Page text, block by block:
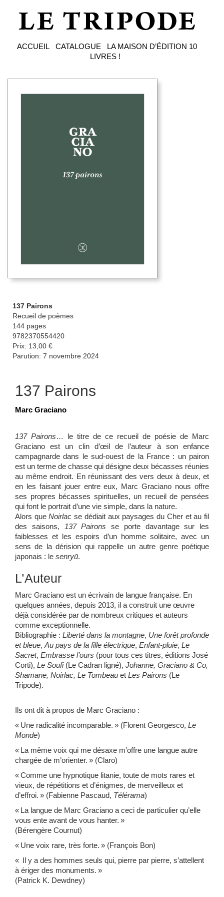
ACCUEIL CATALOGUE LA MAISON D’ÉDITION 10
LIVRES !
137 Pairons
Recueil de poèmes
144 pages
9782370554420
Prix: 13,00 €
Parution: 7 novembre 2024
137 Pairons
Marc Graciano
137 Pairons… le titre de ce recueil de poésie de Marc
Graciano est un clin d’œil de l’auteur à son enfance
campagnarde dans le sud-ouest de la France : un pairon
est un terme de chasse qui désigne deux bécasses réunies
au même endroit. En réunissant des vers deux à deux, et
en les faisant jouer entre eux, Marc Graciano nous offre
ses propres bécasses spirituelles, un recueil de pensées
qui font le portrait d’une vie simple, dans la nature.
Alors queNoirlac se dédiait aux paysages du Cher et au fil
des saisons, 137 Pairons se porte davantage sur les
faiblesses et les espoirs d’un homme solitaire, avec un
sens de la dérision qui rappelle un autre genre poétique
japonais : le senryū.
L’Auteur
Marc Graciano est un écrivain de langue française. En
quelques années, depuis 2013, il a construit une œuvre
déjà considérée par de nombreux critiques et auteurs
comme exceptionnelle.
Bibliographie : Liberté dans la montagne, Une forêt profonde
et bleue, Au pays de la fille électrique, Enfant-pluie, Le
Sacret, Embrasse l’ours (pour tous ces titres, éditions José
Corti), Le Soufi(Le Cadran ligné), Johanne, Graciano & Co,
Shamane, Noirlac, Le Tombeau et Les Pairons (Le
Tripode).
Ils ont dit à propos de Marc Graciano :
« Une radicalité incomparable. » (Florent Georgesco, Le
Monde)
« La même voix qui me désaxe m’offre une langue autre
chargée de m’orienter. » (Claro)
« Comme une hypnotique litanie, toute de mots rares et
vieux, de répétitions et d’énigmes, de merveilleux et
d’effroi. » (Fabienne Pascaud, Télérama)
« La langue de Marc Graciano a ceci de particulier qu’elle
vous ente avant de vous hanter. »
(Bérengère Cournut)
« Une voix rare, très forte. » (François Bon)
« Il y a des hommes seuls qui, pierre par pierre, s’attellent
à ériger des monuments. »
(Patrick K. Dewdney)